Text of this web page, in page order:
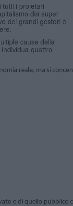
tutti i proletari-
dei super
dei grandi gestori è
cause della
quattro
reale, ma si
e di quello pubblico